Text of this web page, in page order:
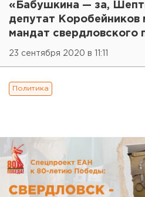
«Бабушкина — за,
депутат Коробейников
мандат свердловского
23 сентября 2020 в 11:11
Политика